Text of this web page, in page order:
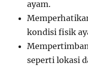
ayam.
kondisi fisik
seperti lokasi